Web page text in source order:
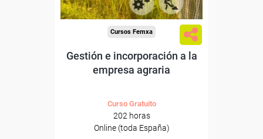
Cursos Femxa
Gestión e incorporación a la
empresa agraria
Curso Gratuito
202 horas
Online (toda España)